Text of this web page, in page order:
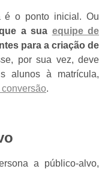
é o ponto inicial. Ou
a sua equipe de
para a criação de
por sua vez, deve
alunos à matrícula,
.
a público-alvo,